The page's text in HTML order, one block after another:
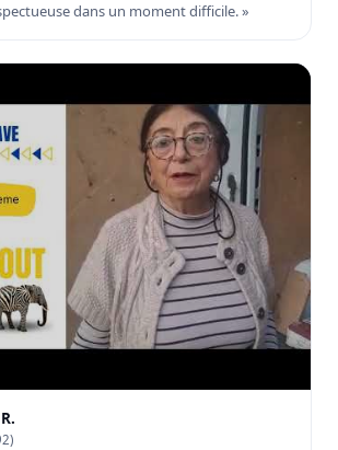
dans un moment difficile. »